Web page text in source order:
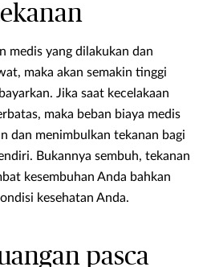
medis yang dilakukan dan
maka akan semakin tinggi
Jika saat kecelakaan
maka beban biaya medis
dan menimbulkan tekanan bagi
Bukannya sembuh, tekanan
kesembuhan Anda bahkan
kesehatan Anda.
pasca